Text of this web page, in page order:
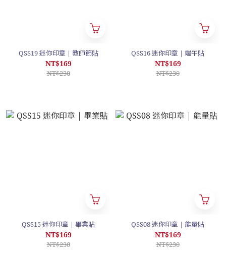
QSS19 迷你印章 | 教師節貼
NT$169
NT$230
QSS16 迷你印章 | 端午貼
NT$169
NT$230
QSS15 迷你印章 | 畢業貼
NT$169
NT$230
QSS08 迷你印章 | 能量貼
NT$169
NT$230